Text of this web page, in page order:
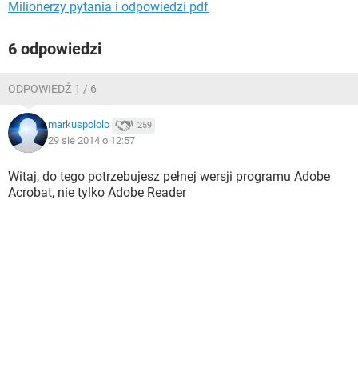
Milionerzy pytania i odpowiedzi pdf
6 odpowiedzi
ODPOWIEDŹ 1 / 6
markuspololo 259
29 sie 2014 o 12:57
Witaj, do tego potrzebujesz pełnej wersji programu Adobe
Acrobat, nie tylko Adobe Reader